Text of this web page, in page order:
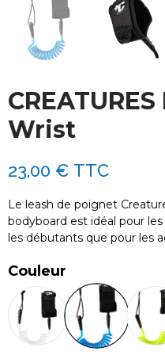
Wrist
23,00 € TTC
Le leash de poignet
bodyboard est idéal pour
les débutants que pour les
Couleur